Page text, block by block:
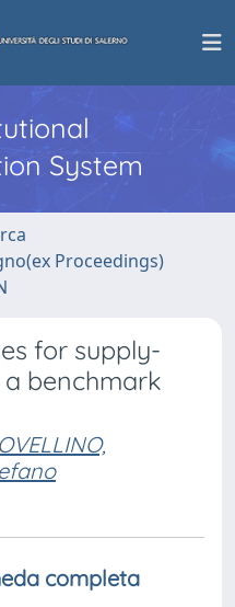
System
Proceedings)
for supply-
benchmark
completa